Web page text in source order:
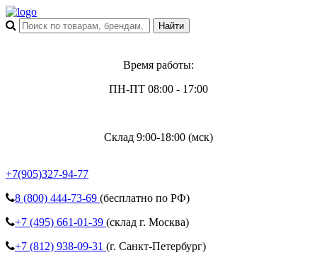
Время работы:
ПН-ПТ 08:00 - 17:00
Склад 9:00-18:00 (мск)
+7(905)327-94-77
8 (800) 444-73-69 (бесплатно по РФ)
+7 (495) 661-01-39 (склад г. Москва)
+7 (812) 938-09-31 (г. Санкт-Петербург)